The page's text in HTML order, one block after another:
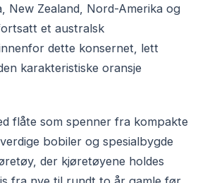
New Zealand, Nord-Amerika og
et australsk
dette konsernet, lett
karakteristiske oransje
flåte som spenner fra kompakte
bobiler og spesialbygde
der kjøretøyene holdes